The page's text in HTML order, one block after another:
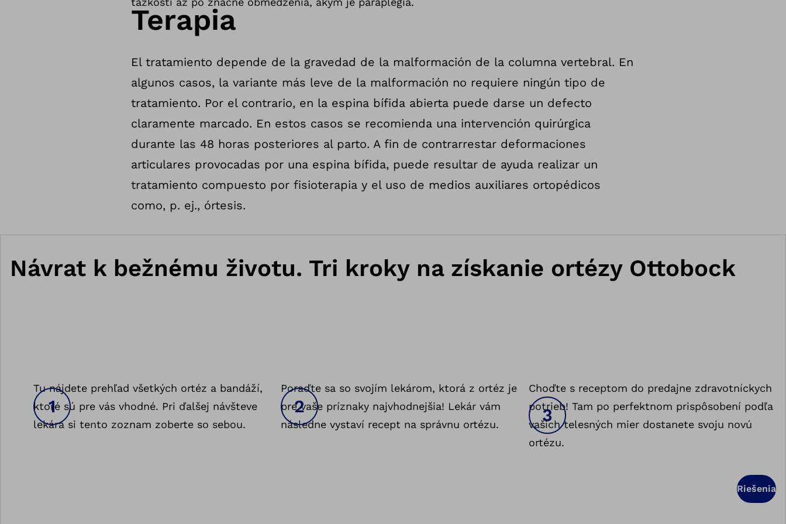
Terapia
El tratamiento depende de la gravedad de la malformación de la columna vertebral. En
algunos casos, la variante más leve de la malformación no requiere ningún tipo de
tratamiento. Por el contrario, en la espina bífida abierta puede darse un defecto
claramente marcado. En estos casos se recomienda una intervención quirúrgica
durante las 48 horas posteriores al parto. A fin de contrarrestar deformaciones
articulares provocadas por una espina bífida, puede resultar de ayuda realizar un
tratamiento compuesto por fisioterapia y el uso de medios auxiliares ortopédicos
como, p. ej., órtesis.
Návrat k bežnému životu. Tri kroky na získanie ortézy Ottobock
Tu nájdete prehľad všetkých ortéz a bandáží,
ktoré sú pre vás vhodné. Pri ďalšej návšteve
lekára si tento zoznam zoberte so sebou.
Poraďte sa so svojím lekárom, ktorá z ortéz je
pre vaše príznaky najvhodnejšia! Lekár vám
následne vystaví recept na správnu ortézu.
Choďte s receptom do predajne zdravotníckych
potrieb! Tam po perfektnom prispôsobení podľa
vašich telesných mier dostanete svoju novú
ortézu.
Riešenia